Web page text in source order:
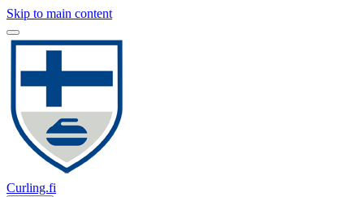
Skip to main content
Curling.fi